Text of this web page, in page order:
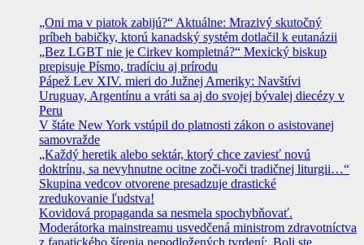
„Oni ma v piatok zabijú?“ Aktuálne: Mrazivý skutočný
príbeh babičky, ktorú kanadský systém dotlačil k eutanázii
„Bez LGBT nie je Cirkev kompletná?“ Mexický biskup
prepisuje Písmo, tradíciu aj prírodu
Pápež Lev XIV. mieri do Južnej Ameriky: Navštívi
Uruguay, Argentínu a vráti sa aj do svojej bývalej diecézy v
Peru
V štáte New York vstúpil do platnosti zákon o asistovanej
samovražde
„Každý heretik alebo sektár, ktorý chce zaviesť novú
doktrínu, sa nevyhnutne ocitne zoči-voči tradičnej liturgii…“
Skupina vedcov otvorene presadzuje drastické
zredukovanie ľudstva!
Kovidová propaganda sa nesmela spochybňovať.
Moderátorka mainstreamu usvedčená ministrom zdravotníctva
z fanatického šírenia nepodložených tvrdení:„Boli ste